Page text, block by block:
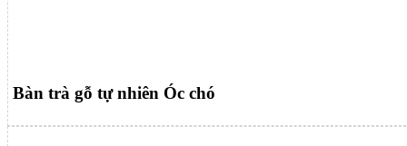
Bàn trà gỗ tự nhiên Óc chó